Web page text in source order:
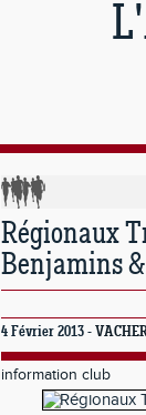
Régionaux
Benjamins
4 Février 2013 -
information club